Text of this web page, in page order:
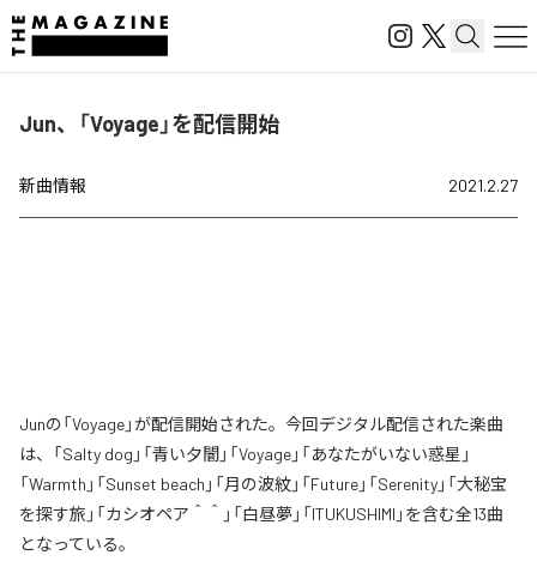
Jun、「Voyage」を配信開始
新曲情報 2021.2.27
Junの「Voyage」が配信開始された。今回デジタル配信された楽曲
は、「Salty dog」「青い夕闇」「Voyage」「あなたがいない惑星」
「Warmth」「Sunset beach」「月の波紋」「Future」「Serenity」「大秘宝
を探す旅」「カシオペア＾＾」「白昼夢」「ITUKUSHIMI」を含む全13曲
となっている。